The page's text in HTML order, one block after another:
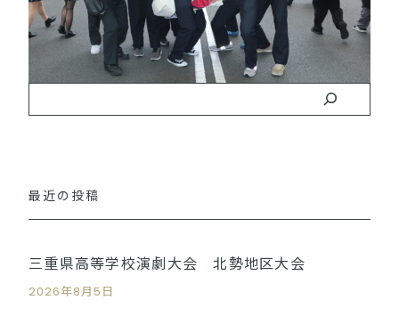
最近の投稿
三重県高等学校演劇大会 北勢地区大会
2026年8月5日